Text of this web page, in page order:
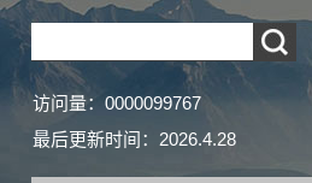
访问量： 0000099767
最后更新时间： 2026.4.28